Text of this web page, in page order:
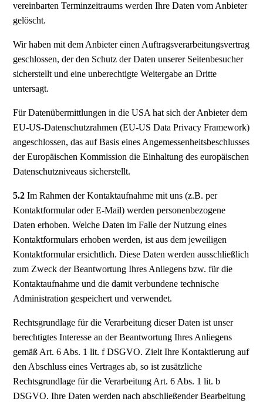
vereinbarten Terminzeitraums werden Ihre Daten vom Anbieter
gelöscht.
Wir haben mit dem Anbieter einen Auftragsverarbeitungsvertrag
geschlossen, der den Schutz der Daten unserer Seitenbesucher
sicherstellt und eine unberechtigte Weitergabe an Dritte
untersagt.
Für Datenübermittlungen in die USA hat sich der Anbieter dem
EU-US-Datenschutzrahmen (EU-US Data Privacy Framework)
angeschlossen, das auf Basis eines Angemessenheitsbeschlusses
der Europäischen Kommission die Einhaltung des europäischen
Datenschutzniveaus sicherstellt.
5.2 Im Rahmen der Kontaktaufnahme mit uns (z.B. per
Kontaktformular oder E-Mail) werden personenbezogene
Daten erhoben. Welche Daten im Falle der Nutzung eines
Kontaktformulars erhoben werden, ist aus dem jeweiligen
Kontaktformular ersichtlich. Diese Daten werden ausschließlich
zum Zweck der Beantwortung Ihres Anliegens bzw. für die
Kontaktaufnahme und die damit verbundene technische
Administration gespeichert und verwendet.
Rechtsgrundlage für die Verarbeitung dieser Daten ist unser
berechtigtes Interesse an der Beantwortung Ihres Anliegens
gemäß Art. 6 Abs. 1 lit. f DSGVO. Zielt Ihre Kontaktierung auf
den Abschluss eines Vertrages ab, so ist zusätzliche
Rechtsgrundlage für die Verarbeitung Art. 6 Abs. 1 lit. b
DSGVO. Ihre Daten werden nach abschließender Bearbeitung